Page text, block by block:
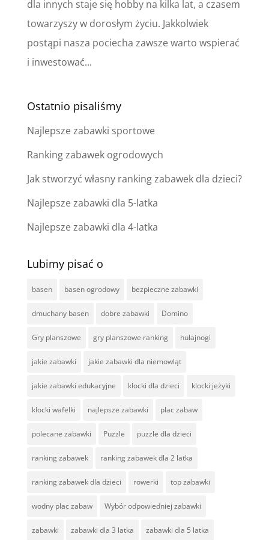
dla innych staje się hobby na kilka lat, a czasem
towarzyszy w dorosłym życiu. Jakkolwiek
postąpi nasza pociecha zawsze warto wspierać
i inwestować...
Ostatnio pisaliśmy
Najlepsze zabawki sportowe
Ranking zabawek ogrodowych
Jak stworzyć własny ranking zabawek dla dzieci?
Najlepsze zabawki dla 5-latka
Najlepsze zabawki dla 4-latka
Lubimy pisać o
basen basen ogrodowy bezpieczne zabawki
dmuchany basen dobre zabawki Domino
Gry planszowe gry planszowe ranking hulajnogi
jakie zabawki jakie zabawki dla niemowląt
jakie zabawki edukacyjne klocki dla dzieci klocki jeżyki
klocki wafelki najlepsze zabawki plac zabaw
polecane zabawki Puzzle puzzle dla dzieci
ranking zabawek ranking zabawek dla 2 latka
ranking zabawek dla dzieci rowerki top zabawki
wodny plac zabaw Wybór odpowiedniej zabawki
zabawki zabawki dla 3 latka zabawki dla 5 latka